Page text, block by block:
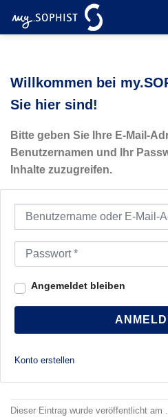
Inhalt
Willkommen bei
Sie hier sind!
Bitte geben Sie Ihre E-Mail-
Benutzernamen und Ihr
Inhalte zuzugreifen.
Benutzername oder E-Mail-
Passwort
Angemeldet bleiben
Konto erstellen
Dieser Eintrag wurde veröffentlicht am